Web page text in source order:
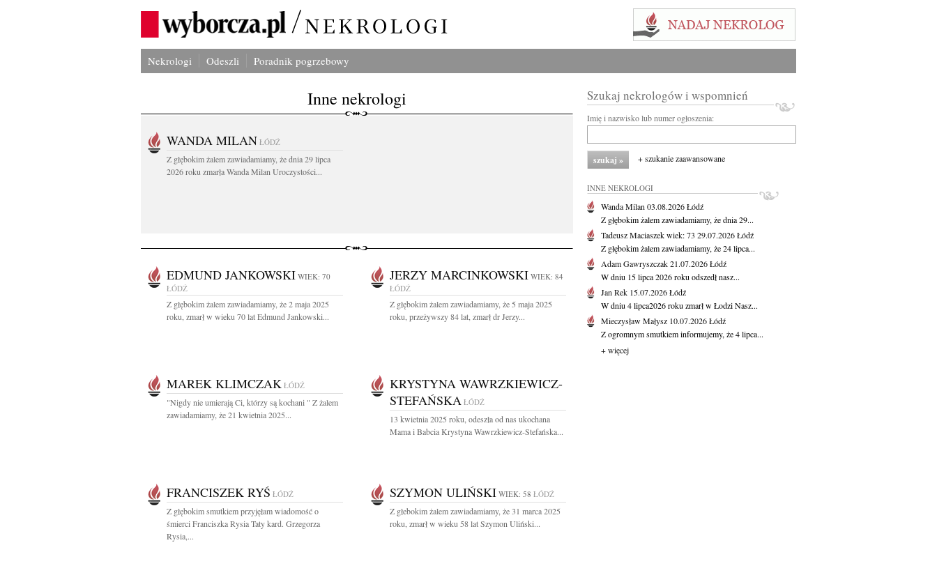
Nekrologi Odeszli Poradnik pogrzebowy
Inne nekrologi
WANDA MILAN ŁÓDŹ
Z głębokim żalem zawiadamiamy, że dnia 29 lipca
2026 roku zmarła Wanda Milan Uroczystości...
EDMUND JANKOWSKI WIEK: 70
ŁÓDŹ
Z głębokim żalem zawiadamiamy, że 2 maja 2025
roku, zmarł w wieku 70 lat Edmund Jankowski...
JERZY MARCINKOWSKI WIEK: 84
ŁÓDŹ
Z głębokim żalem zawiadamiamy, że 5 maja 2025
roku, przeżywszy 84 lat, zmarł dr Jerzy...
MAREK KLIMCZAK ŁÓDŹ
"Nigdy nie umierają Ci, którzy są kochani " Z żalem
zawiadamiamy, że 21 kwietnia 2025...
KRYSTYNA WAWRZKIEWICZ-
STEFAŃSKA ŁÓDŹ
13 kwietnia 2025 roku, odeszła od nas ukochana
Mama i Babcia Krystyna Wawrzkiewicz-Stefańska...
FRANCISZEK RYŚ ŁÓDŹ
Z głębokim smutkiem przyjęłam wiadomość o
śmierci Franciszka Rysia Taty kard. Grzegorza
Rysia,...
SZYMON ULIŃSKI WIEK: 58 ŁÓDŹ
Z głebokim żalem zawiadamiamy, że 31 marca 2025
roku, zmarł w wieku 58 lat Szymon Uliński...
Szukaj nekrologów i wspomnień
Imię i nazwisko lub numer ogłoszenia:
+ szukanie zaawansowane
INNE NEKROLOGI
Wanda Milan 03.08.2026Łódź
Z głębokim żalem zawiadamiamy, że dnia 29...
Tadeusz Maciaszekwiek: 73 29.07.2026Łódź
Z głębokim żalem zawiadamiamy, że 24 lipca...
Adam Gawryszczak21.07.2026Łódź
W dniu 15 lipca 2026 roku odszedł nasz...
Jan Rek 15.07.2026Łódź
W dniu 4 lipca2026 roku zmarł w Łodzi Nasz...
Mieczysław Małysz 10.07.2026Łódź
Z ogromnym smutkiem informujemy, że 4 lipca...
+ więcej